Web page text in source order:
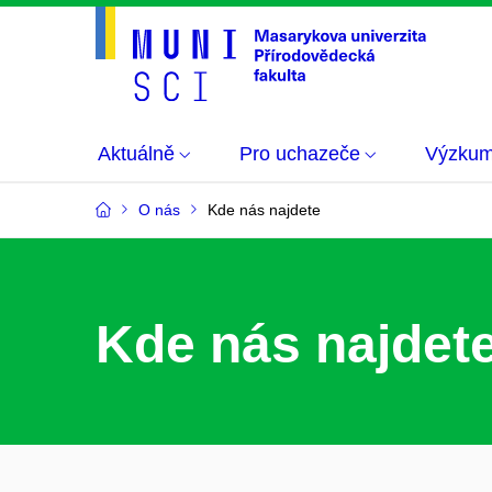
Aktuálně Pro uchazeče
O nás Kde nás najdete
Kde nás